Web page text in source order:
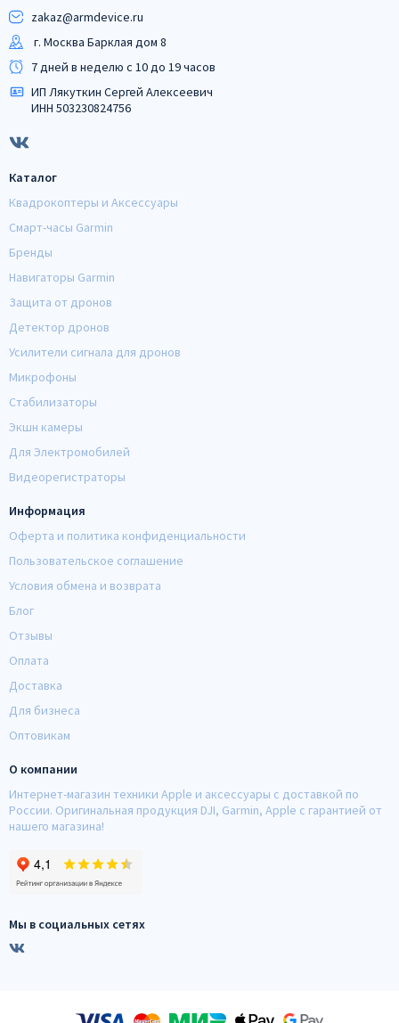
zakaz@armdeviсe.ru
г. Москва Барклая дом 8
7 дней в неделю с 10 до 19 часов
ИП Лякуткин Сергей Алексеевич
ИНН 503230824756
Каталог
Квадрокоптеры и Аксессуары
Смарт-часы Garmin
Бренды
Навигаторы Garmin
Защита от дронов
Детектор дронов
Усилители сигнала для дронов
Микрофоны
Стабилизаторы
Экшн камеры
Для Электромобилей
Видеорегистраторы
Информация
Оферта и политика конфиденциальности
Пользовательское соглашение
Условия обмена и возврата
Блог
Отзывы
Оплата
Доставка
Для бизнеса
Оптовикам
О компании
Интернет-магазин техники Apple и аксессуары с доставкой по
России. Оригинальная продукция DJI, Garmin, Apple с гарантией от
нашего магазина!
Мы в социальных сетях